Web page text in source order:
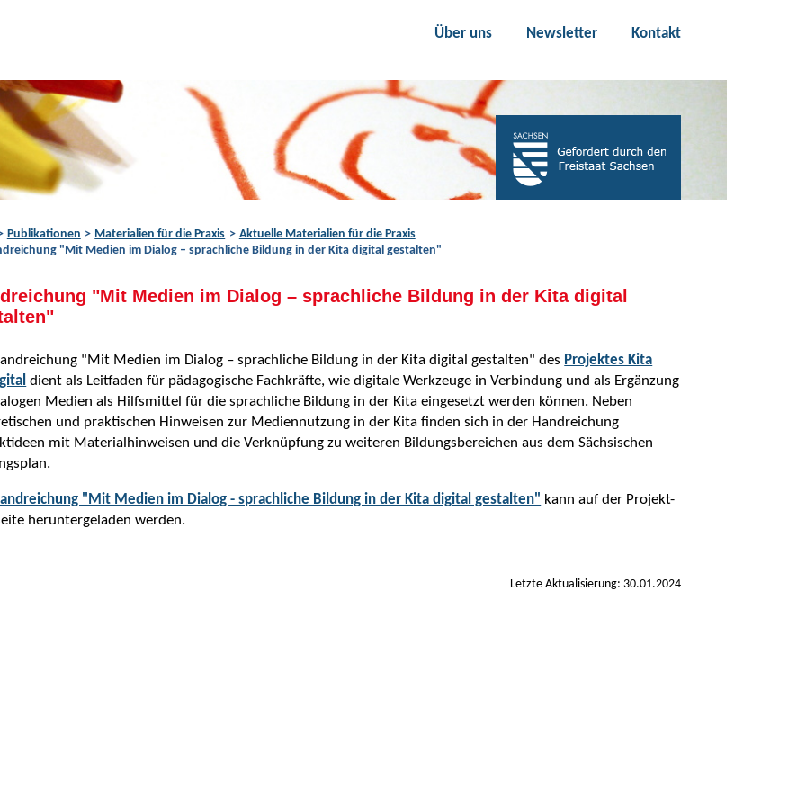
Über uns
Newsletter Kontakt
Publikationen Materialien für die Praxis
Aktuelle Materialien für die Praxis
"Mit Medien im Dialog – sprachliche Bildung in der Kita digital gestalten"
"Mit Medien im Dialog – sprachliche Bildung in der Kita digital
"Mit Medien im Dialog – sprachliche Bildung in der Kita digital gestalten" des Projektes Kita
dient als Leitfaden für pädagogische Fachkräfte, wie digitale Werkzeuge in Verbindung und als Ergänzung
Medien als Hilfsmittel für die sprachliche Bildung in der Kita eingesetzt werden können. Neben
und praktischen Hinweisen zur Mediennutzung in der Kita finden sich in der Handreichung
mit Materialhinweisen und die Verknüpfung zu weiteren Bildungsbereichen aus dem Sächsischen
"Mit Medien im Dialog - sprachliche Bildung in der Kita digital gestalten" kann auf der Projekt-
heruntergeladen werden.
Letzte Aktualisierung: 30.01.2024